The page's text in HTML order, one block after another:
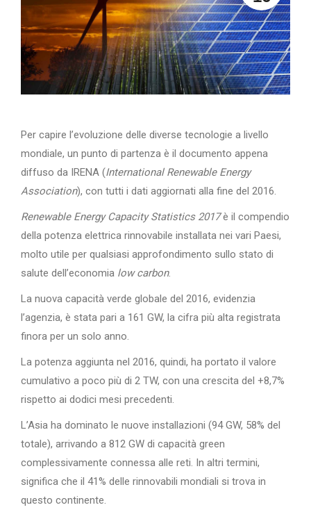
Per capire l’evoluzione delle diverse tecnologie a livello
mondiale, un punto di partenza è il documento appena
diffuso da IRENA (International Renewable Energy
Association), con tutti i dati aggiornati alla fine del 2016.
Renewable Energy Capacity Statistics 2017è il compendio
della potenza elettrica rinnovabile installata nei vari Paesi,
molto utile per qualsiasi approfondimento sullo stato di
salute dell’economia low carbon.
La nuova capacità verde globale del 2016, evidenzia
l’agenzia, è stata pari a 161 GW, la cifra più alta registrata
finora per un solo anno.
La potenza aggiunta nel 2016, quindi, ha portato il valore
cumulativo a poco più di 2 TW, con una crescita del +8,7%
rispetto ai dodici mesi precedenti.
L’Asia ha dominato le nuove installazioni (94 GW, 58% del
totale), arrivando a 812 GW di capacità green
complessivamente connessa alle reti. In altri termini,
significa che il 41% delle rinnovabili mondiali si trova in
questo continente.